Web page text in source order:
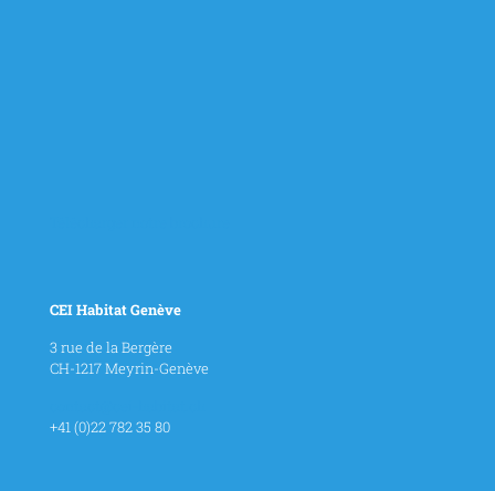
CEI Habitat Genève
3 rue de la Bergère
CH-1217 Meyrin-Genève
+41 (0)22 782 35 80